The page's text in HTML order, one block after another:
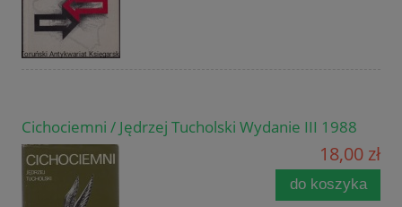
Cichociemni / Jędrzej Tucholski Wydanie III 1988
18,00 zł
do koszyka